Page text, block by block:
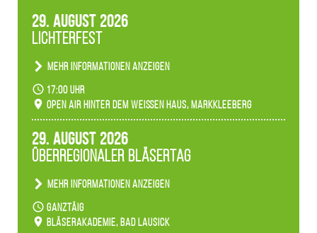
29. August 2026
Lichterfest
Mehr Informationen anzeigen
Becherlichter, Fackeln und Lichtinstallationen
verwandeln den agra-Park in einen farbigen
Märchenwald, der bei jedem Rundgang einen
Ambiente gibt es ein leuchtendes Konzert
unserer Fachbereiche.
17:00 Uhr
Open Air hinter dem weißen Haus, Markkleeberg
29. August 2026
Überregionaler Bläsertag
Mehr Informationen anzeigen
Teilnahme der Bläserklassen.
ganztäig
Bläserakademie, Bad Lausick